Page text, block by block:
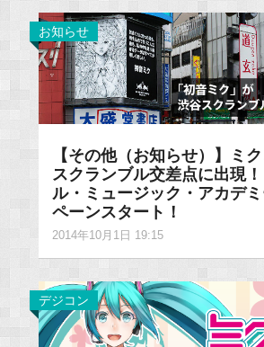
お知らせ
【その他（お知らせ）】ミ
スクランブル交差点に出現
ル・ミュージック・アカデ
ペーンスタート！
2014年10月1日 19:15
デジコン